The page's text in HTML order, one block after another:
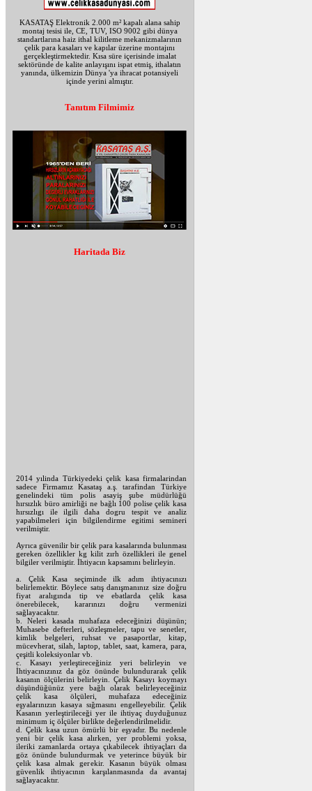
KASATAŞ Elektronik 2.000 m² kapalı alana sahip
montaj tesisi ile, CE, TUV, ISO 9002 gibi dünya
standartlarına haiz ithal kilitleme mekanizmalarının
çelik para kasaları ve kapılar üzerine montajını
gerçekleştirmektedir. Kısa süre içerisinde imalat
sektöründe de kalite anlayışını ispat etmiş, ithalatın
yanında, ülkemizin Dünya 'ya ihracat potansiyeli
içinde yerini almıştır.
Tanıtım Filmimiz
Haritada Biz
2014 yılinda Türkiyedeki çelik kasa firmalarindan
sadece Firmamız Kasataş a.ş. tarafindan Türkiye
genelindeki tüm polis asayiş şube müdürlüğü
hırsızlık büro amirliği ne bağlı 100 polise çelik kasa
hırsızlıgı ile ilgili daha dogru tespit ve analiz
yapabilmeleri için bilgilendirme egitimi semineri
verilmiştir.
Ayrıca güvenilir bir çelik para kasalarında bulunması
gereken özellikler kg kilit zırh özellikleri ile genel
bilgiler verilmiştir. İhtiyacın kapsamını belirleyin.
a. Çelik Kasa seçiminde ilk adım ihtiyacınızı
belirlemektir. Böylece satış danışmanınız size doğru
fiyat aralıgında tip ve ebatlarda çelik kasa
önerebilecek, kararınızı doğru vermenizi
sağlayacaktır.
b. Neleri kasada muhafaza edeceğinizi düşünün;
Muhasebe defterleri, sözleşmeler, tapu ve senetler,
kimlik belgeleri, ruhsat ve pasaportlar, kitap,
mücevherat, silah, laptop, tablet, saat, kamera, para,
çeşitli koleksiyonlar vb.
c. Kasayı yerleştireceğiniz yeri belirleyin ve
İhtiyacınızınız da göz önünde bulundurarak çelik
kasanın ölçülerini belirleyin. Çelik Kasayı koymayı
düşündüğünüz yere bağlı olarak belirleyeceğiniz
çelik kasa ölçüleri, muhafaza edeceğiniz
eşyalarınızın kasaya sığmasını engelleyebilir. Çelik
Kasanın yerleştirileceği yer ile ihtiyaç duyduğunuz
minimum iç ölçüler birlikte değerlendirilmelidir.
d. Çelik kasa uzun ömürlü bir eşyadır. Bu nedenle
yeni bir çelik kasa alırken, yer problemi yoksa,
ileriki zamanlarda ortaya çıkabilecek ihtiyaçları da
göz önünde bulundurmak ve yeterince büyük bir
çelik kasa almak gerekir. Kasanın büyük olması
güvenlik ihtiyacının karşılanmasında da avantaj
sağlayacaktır.